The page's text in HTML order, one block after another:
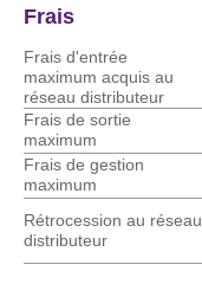
Frais
Frais d'entrée
maximum acquis au
réseau distributeur
Frais de sortie
maximum
Frais de gestion
maximum
Rétrocession au réseau
distributeur